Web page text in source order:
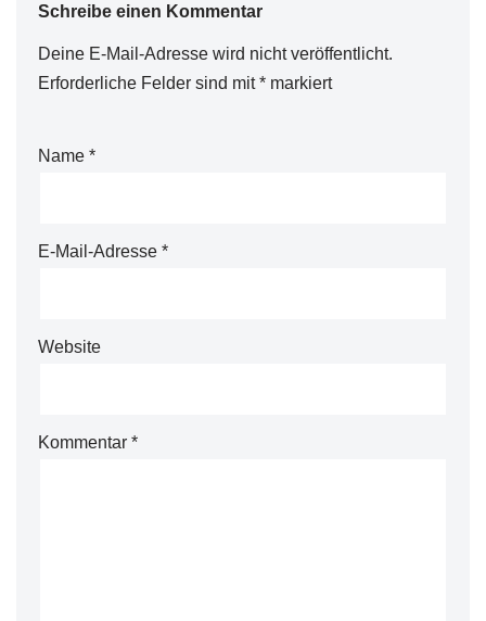
Schreibe einen Kommentar
Deine E-Mail-Adresse wird nicht veröffentlicht.
Erforderliche Felder sind mit* markiert
Name *
E-Mail-Adresse *
Website
Kommentar *